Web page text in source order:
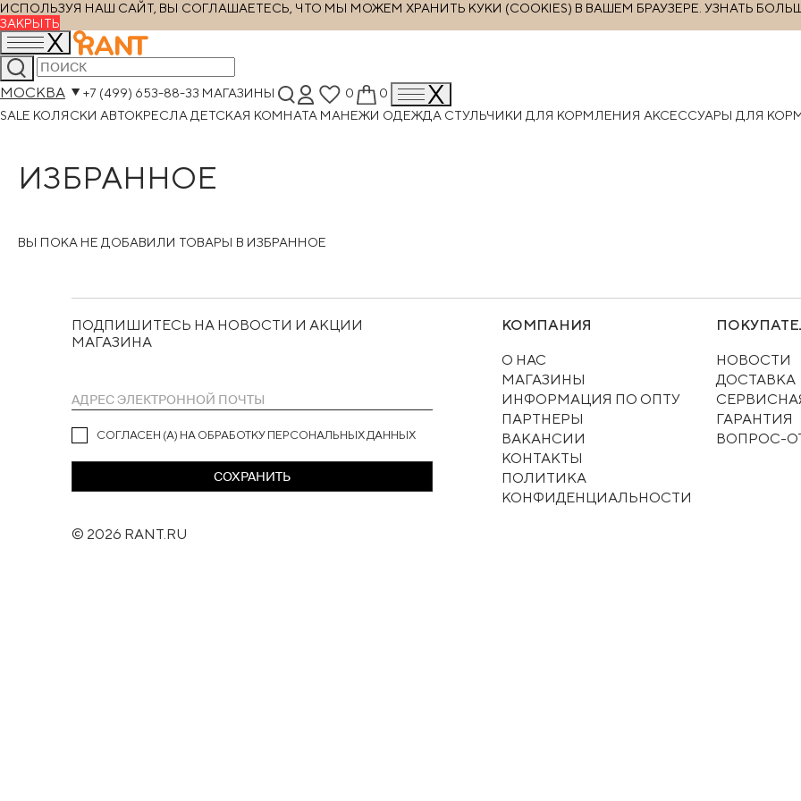
ИСПОЛЬЗУЯ НАШ САЙТ, ВЫ СОГЛАШАЕТЕСЬ, ЧТО МЫ МОЖЕМ ХРАНИТЬ КУКИ (COOKIES) В ВАШЕМ БРАУЗЕРЕ. УЗНАТЬ
ЗАКРЫТЬ
МОСКВА +7 (499) 653-88-33 МАГАЗИНЫ 0
0
SALE КОЛЯСКИ АВТОКРЕСЛА ДЕТСКАЯ КОМНАТА МАНЕЖИ ОДЕЖДА СТУЛЬЧИКИ ДЛЯ КОРМЛЕНИЯ АКСЕССУАРЫ ДЛЯ
ИЗБРАННОЕ
ВЫ ПОКА НЕ ДОБАВИЛИ ТОВАРЫ В ИЗБРАННОЕ
ПОДПИШИТЕСЬ НА НОВОСТИ И АКЦИИ
МАГАЗИНА
СОГЛАСЕН (А) НА ОБРАБОТКУ ПЕРСОНАЛЬНЫХ ДАННЫХ
СОХРАНИТЬ
КОМПАНИЯ
О НАС
МАГАЗИНЫ
ИНФОРМАЦИЯ ПО ОПТУ
ПАРТНЕРЫ
ВАКАНСИИ
КОНТАКТЫ
ПОЛИТИКА
КОНФИДЕНЦИАЛЬНОСТИ
НОВОСТИ
ДОСТАВКА
ГАРАНТИЯ
ВОПРОС-
© 2026 RANT.RU